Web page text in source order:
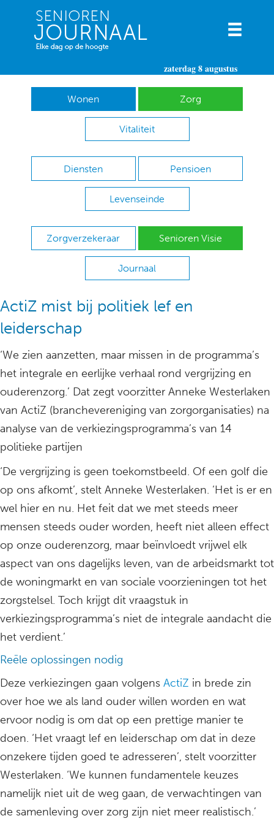
zaterdag 8 augustus
Wonen Zorg
Vitaliteit
Diensten Pensioen
Levenseinde
Zorgverzekeraar Senioren Visie
Journaal
ActiZ mist bij politiek lef en
leiderschap
‘We zien aanzetten, maar missen in de programma’s
het integrale en eerlijke verhaal rond vergrijzing en
ouderenzorg.’ Dat zegt voorzitter Anneke Westerlaken
van ActiZ (branchevereniging van zorgorganisaties) na
analyse van de verkiezingsprogramma’s van 14
politieke partijen
‘De vergrijzing is geen toekomstbeeld. Of een golf die
op ons afkomt’, stelt Anneke Westerlaken. ‘Het is er en
wel hier en nu. Het feit dat we met steeds meer
mensen steeds ouder worden, heeft niet alleen effect
op onze ouderenzorg, maar beïnvloedt vrijwel elk
aspect van ons dagelijks leven, van de arbeidsmarkt tot
de woningmarkt en van sociale voorzieningen tot het
zorgstelsel. Toch krijgt dit vraagstuk in
verkiezingsprogramma’s niet de integrale aandacht die
het verdient.’
Reële oplossingen nodig
Deze verkiezingen gaan volgens ActiZ in brede zin
over hoe we als land ouder willen worden en wat
ervoor nodig is om dat op een prettige manier te
doen. ‘Het vraagt lef en leiderschap om dat in deze
onzekere tijden goed te adresseren’, stelt voorzitter
Westerlaken. ‘We kunnen fundamentele keuzes
namelijk niet uit de weg gaan, de verwachtingen van
de samenleving over zorg zijn niet meer realistisch.’